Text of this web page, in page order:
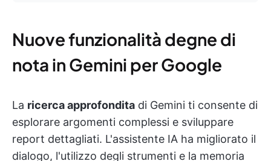
Nuove funzionalità degne di
nota in Gemini per Google
La ricerca approfondita di Gemini ti consente di
esplorare argomenti complessi e sviluppare
report dettagliati. L'assistente IA ha migliorato il
dialogo, l'utilizzo degli strumenti e la memoria